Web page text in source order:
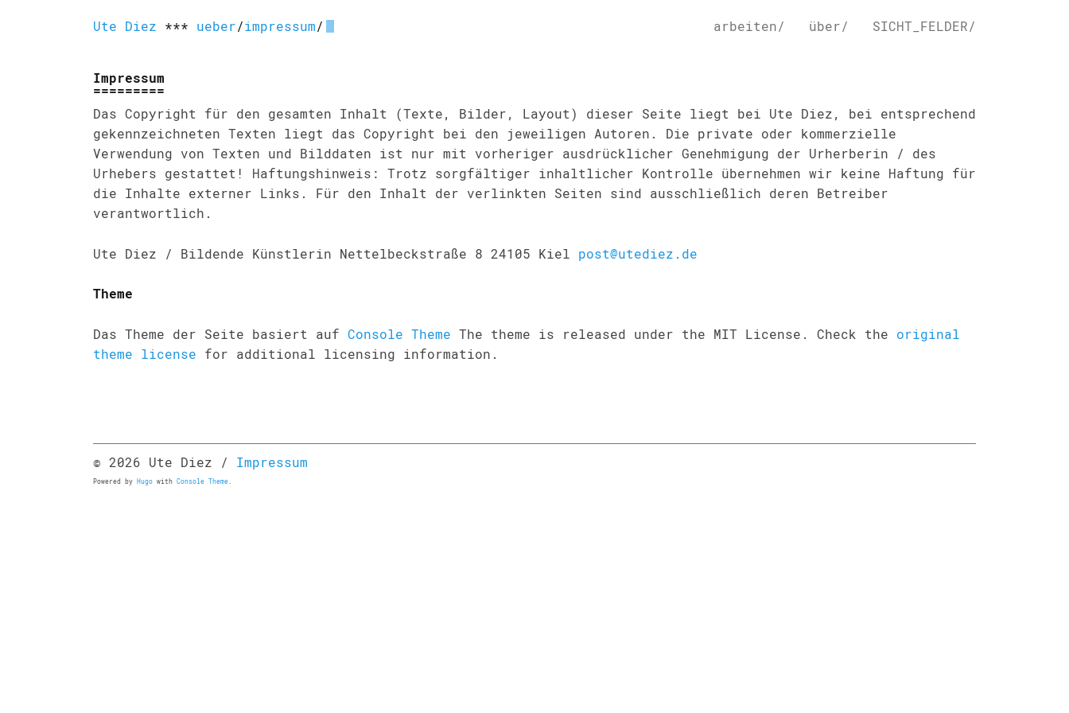
Ute Diez *** ueber/impressum/ arbeiten/ über/ SICHT_FELDER/
Impressum
Das Copyright für den gesamten Inhalt (Texte, Bilder, Layout) dieser Seite liegt bei Ute Diez, bei entsprechend
gekennzeichneten Texten liegt das Copyright bei den jeweiligen Autoren. Die private oder kommerzielle
Verwendung von Texten und Bilddaten ist nur mit vorheriger ausdrücklicher Genehmigung der Urherberin / des
Urhebers gestattet! Haftungshinweis: Trotz sorgfältiger inhaltlicher Kontrolle übernehmen wir keine Haftung für
die Inhalte externer Links. Für den Inhalt der verlinkten Seiten sind ausschließlich deren Betreiber
verantwortlich.
Ute Diez / Bildende Künstlerin Nettelbeckstraße 8 24105 Kiel post@utediez.de
Theme
Das Theme der Seite basiert auf Console Theme The theme is released under the MIT License. Check the original
theme license for additional licensing information.
© 2026 Ute Diez / Impressum
Powered by Hugo with Console Theme